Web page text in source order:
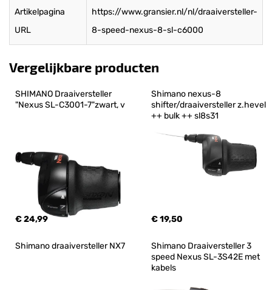
Artikelpagina
URL
https://www.gransier.nl/nl/draaiversteller-
8-speed-nexus-8-sl-c6000
Vergelijkbare producten
SHIMANO Draaiversteller
"Nexus SL-C3001-7"zwart, v
€ 24,99
Shimano nexus-8
shifter/draaiversteller z.hevel
++ bulk ++ sl8s31
€ 19,50
Shimano draaiversteller NX7
Shimano Draaiversteller 3
speed Nexus SL-3S42E met
kabels